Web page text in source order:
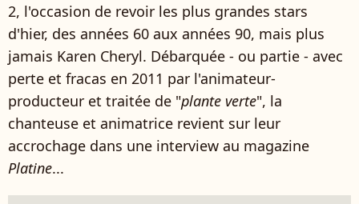
2, l'occasion de revoir les plus grandes stars
d'hier, des années 60 aux années 90, mais plus
jamais Karen Cheryl. Débarquée - ou partie - avec
perte et fracas en 2011 par l'animateur-
producteur et traitée de "plante verte", la
chanteuse et animatrice revient sur leur
accrochage dans une interview au magazine
Platine...